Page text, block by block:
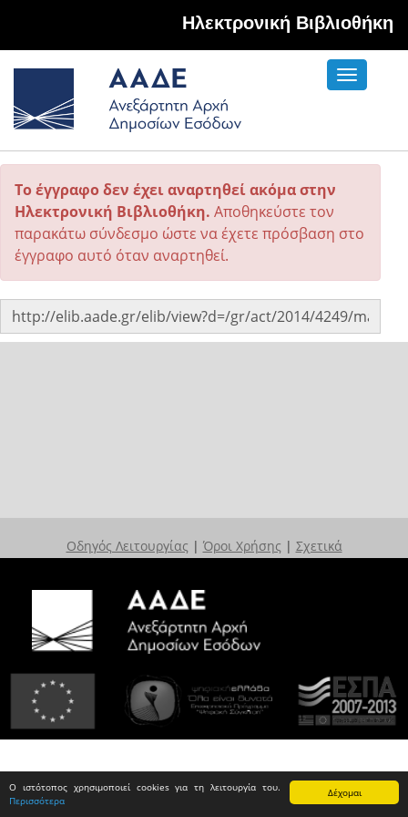
Δέχομαι
Ο ιστότοπος χρησιμοποιεί cookies για τη λειτουργία του.
Περισσότερα
Hλεκτρονική Βιβλιοθήκη
Toggle
Το έγγραφο δεν έχει αναρτηθεί ακόμα στην
Ηλεκτρονική Βιβλιοθήκη. Αποθηκεύστε τον
παρακάτω σύνδεσμο ώστε να έχετε πρόσβαση στο
έγγραφο αυτό όταν αναρτηθεί.
Οδηγός Λειτουργίας | Όροι Χρήσης | Σχετικά